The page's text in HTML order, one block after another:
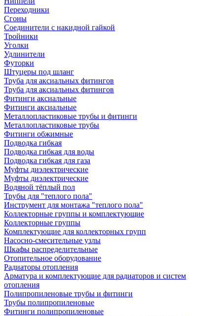
Переходники
Сгоны
Соединители с накидной гайкой
Тройники
Уголки
Удлинители
Футорки
Штуцеры под шланг
Труба для аксиальных фитингов
Труба для аксиальных фитингов
Фитинги аксиальные
Фитинги аксиальные
Металлопластиковые трубы и фитинги
Металлопластиковые трубы
Фитинги обжимные
Подводка гибкая
Подводка гибкая для воды
Подводка гибкая для газа
Муфты диэлектрические
Муфты диэлектрические
Водяной тёплый пол
Трубы для "теплого пола"
Инструмент для монтажа "теплого пола"
Коллекторные группы и комплектующие
Коллекторные группы
Комплектующие для коллекторных групп
Насосно-смесительные узлы
Шкафы распределительные
Отопительное оборудование
Радиаторы отопления
Арматура и комплектующие для радиаторов и систем
отопления
Полипропиленовые трубы и фитинги
Трубы полипропиленовые
Фитинги полипропиленовые